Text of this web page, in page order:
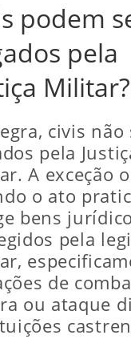
podem
pela
Militar?
civis não
pela
A exceção
o ato
bens
pela
de
ou ataque